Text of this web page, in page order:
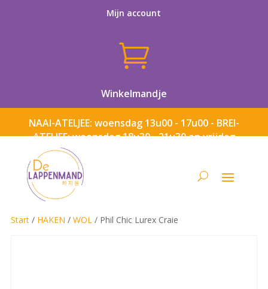
Mijn account

Winkelmandje
NAAI-ATELJEE: woensdag 13u00 - 17u00 - BREI-
ATELJEE: woensdag 18u30 - 21u30 en vrijdag
Start/ HAKEN / WOL / Phil Chic Lurex Craie